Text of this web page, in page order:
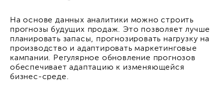
На основе данных аналитики можно строить
прогнозы будущих продаж. Это позволяет лучше
планировать запасы, прогнозировать нагрузку на
производство и адаптировать маркетинговые
кампании. Регулярное обновление прогнозов
обеспечивает адаптацию к изменяющейся
бизнес-среде.